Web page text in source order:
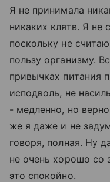
Я не принимала
никаких клятв. Я не
поскольку не
пользу организму.
привычках питания
исподволь, не
- медленно, но
же я даже и не
говоря, полная. Ну
не очень хорошо со
это спокойно.